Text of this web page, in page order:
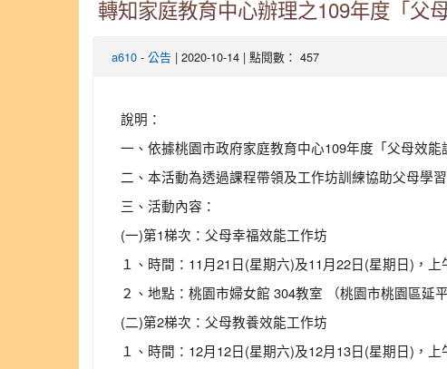
轉知家庭教育中心辦理之109年度「父
a610 - 公告 | 2020-10-14 | 點閱數： 457
說明：
一、依據桃園市政府家庭教育中心109年度「父母效能
二、本活動為透過課程帶領及工作坊訓練協助父母學
三、活動內容：
(一)第1梯次：父母幸福效能工作坊
１、時間：11月21日(星期六)及11月22日(星期日)，上
２、地點：桃園市婦女館 304教室 （桃園市桃園區延
(二)第2梯次：父母教養效能工作坊
１、時間：12月12日(星期六)及12月13日(星期日)，上